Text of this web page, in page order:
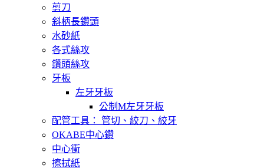
剪刀
斜柄長鑽頭
水砂紙
各式絲攻
鑽頭絲攻
牙板
左牙牙板
公制M左牙牙板
配管工具： 管切、絞刀、絞牙
OKABE中心鑽
中心衝
擦拭紙